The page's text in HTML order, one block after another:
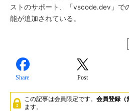
ストのサポート、「vscode.dev」で
能が追加されている。
Share Post
この記事は会員限定です。 会員登録（
ます。